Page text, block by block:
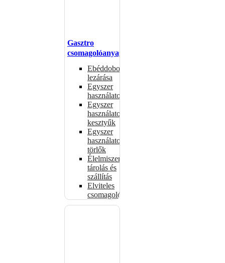
Gasztro
csomagolóanyagok
Ebéddobozok
lezárása
Egyszer
használatos
Egyszer
használatos
kesztyűk
Egyszer
használatos
törlők
Élelmiszer-
tárolás és
szállítás
Elviteles
csomagolóanyagok